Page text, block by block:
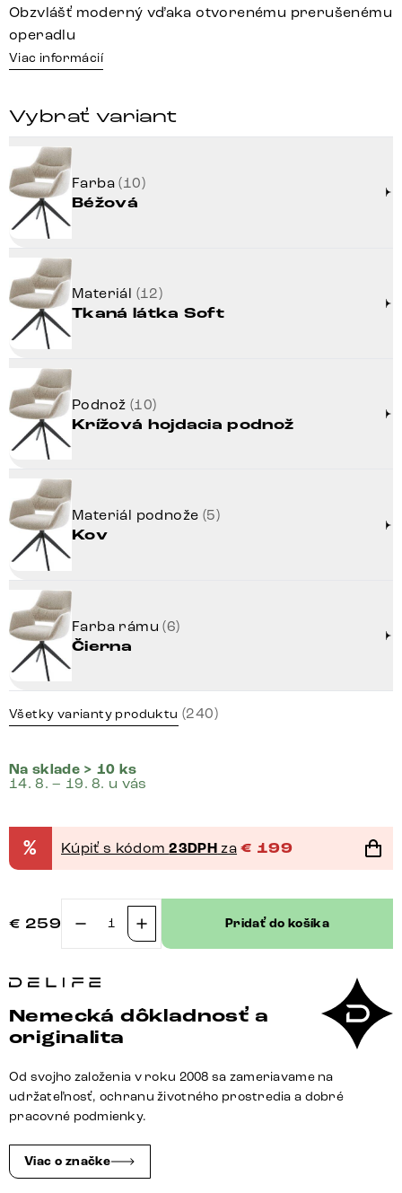
Obzvlášť moderný vďaka otvorenému prerušenému
operadlu
Viac informácií
Vybrať variant
Farba(10)
Béžová
Materiál (12)
Tkaná látka Soft
Podnož (10)
Krížová hojdacia podnož
Materiál podnože (5)
Kov
Farba rámu(6)
Čierna
Všetky varianty produktu (240)
Na sklade > 10 ks
14. 8. – 19. 8. u vás
% Kúpiť s kódom23DPH za € 199
€ 259
množstvo
stolička
Flex
s
opierkami
tkanina
mäkká
krížová
podstava
Pridať do košíka
Nemecká dôkladnosť a
originalita
Od svojho založenia v roku 2008 sa zameriavame na
udržateľnosť, ochranu životného prostredia a dobré
pracovné podmienky.
Viac o značke